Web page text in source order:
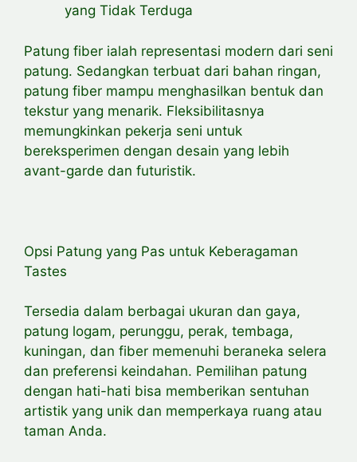
yang Tidak Terduga
Patung fiber ialah representasi modern dari seni
patung. Sedangkan terbuat dari bahan ringan,
patung fiber mampu menghasilkan bentuk dan
tekstur yang menarik. Fleksibilitasnya
memungkinkan pekerja seni untuk
bereksperimen dengan desain yang lebih
avant-garde dan futuristik.
Opsi Patung yang Pas untuk Keberagaman
Tastes
Tersedia dalam berbagai ukuran dan gaya,
patung logam, perunggu, perak, tembaga,
kuningan, dan fiber memenuhi beraneka selera
dan preferensi keindahan. Pemilihan patung
dengan hati-hati bisa memberikan sentuhan
artistik yang unik dan memperkaya ruang atau
taman Anda.